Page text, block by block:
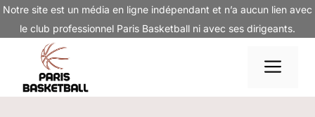
Aller
contenu
Notre site est un média en ligne indépendant et n’a aucun lien avec
le club professionnel Paris Basketball ni avec ses dirigeants.